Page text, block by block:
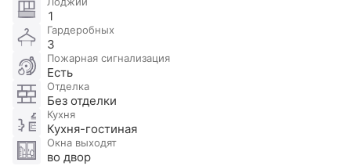
1
Гардеробных
3
Пожарная сигнализация
Есть
Отделка
Без отделки
Кухня
Кухня-гостиная
Окна выходят
во двор